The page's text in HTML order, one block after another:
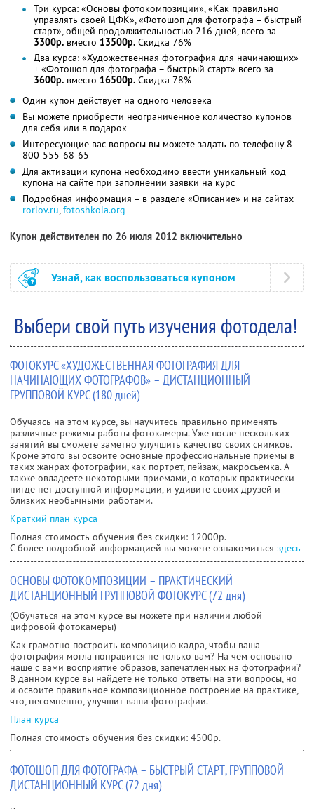
Три курса: «Основы фотокомпозиции», «Как правильно
управлять своей ЦФК», «Фотошоп для фотографа – быстрый
старт», общей продолжительностью 216 дней, всего за
3300р. вместо 13500р. Скидка 76%
Два курса: «Художественная фотография для начинающих»
+ «Фотошоп для фотографа – быстрый старт» всего за
3600р. вместо 16500р. Скидка 78%
Один купон действует на одного человека
Вы можете приобрести неограниченное количество купонов
для себя или в подарок
Интересующие вас вопросы вы можете задать по телефону 8-
800-555-68-65
Для активации купона необходимо ввести уникальный код
купона на сайте при заполнении заявки на курс
Подробная информация – в разделе «Описание» и на сайтах
rorlov.ru,fotoshkola.org
Купон действителен по 26 июля 2012 включительно
Узнай, как воспользоваться купоном
Выбери свой путь изучения фотодела!
ФОТОКУРС «ХУДОЖЕСТВЕННАЯ ФОТОГРАФИЯ ДЛЯ
НАЧИНАЮЩИХ ФОТОГРАФОВ» – ДИСТАНЦИОННЫЙ
ГРУППОВОЙ КУРС (180 дней)
Обучаясь на этом курсе, вы научитесь правильно применять
различные режимы работы фотокамеры. Уже после нескольких
занятий вы сможете заметно улучшить качество своих снимков.
Кроме этого вы освоите основные профессиональные приемы в
таких жанрах фотографии, как портрет, пейзаж, макросъемка. А
также овладеете некоторыми приемами, о которых практически
нигде нет доступной информации, и удивите своих друзей и
близких необычными работами.
Краткий план курса
Полная стоимость обучения без скидки: 12000р.
С более подробной информацией вы можете ознакомиться здесь
ОСНОВЫ ФОТОКОМПОЗИЦИИ – ПРАКТИЧЕСКИЙ
ДИСТАНЦИОННЫЙ ГРУППОВОЙ ФОТОКУРС (72 дня)
(Обучаться на этом курсе вы можете при наличии любой
цифровой фотокамеры)
Как грамотно построить композицию кадра, чтобы ваша
фотография могла понравится не только вам? На чем основано
наше с вами восприятие образов, запечатленных на фотографии?
В данном курсе вы найдете не только ответы на эти вопросы, но
и освоите правильное композиционное построение на практике,
что, несомненно, улучшит ваши фотографии.
План курса
Полная стоимость обучения без скидки: 4500р.
ФОТОШОП ДЛЯ ФОТОГРАФА – БЫСТРЫЙ СТАРТ, ГРУППОВОЙ
ДИСТАНЦИОННЫЙ КУРС (72 дня)